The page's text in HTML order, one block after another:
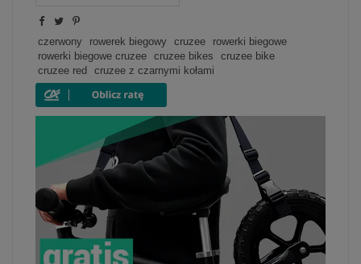
czerwony rowerek biegowy cruzee
rowerki biegowe
rowerki biegowe cruzee
cruzee bikes
cruzee bike
cruzee red
cruzee z czarnymi kołami